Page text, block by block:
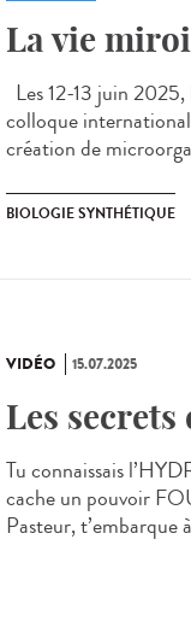
La vie
Les 12-13 juin
colloque
création de
BIOLOGIE SYNTHÉTIQUE
VIDÉO 15.07.2025
Les
Tu connaissais
cache un pouvoir
Pasteur, t’embarque